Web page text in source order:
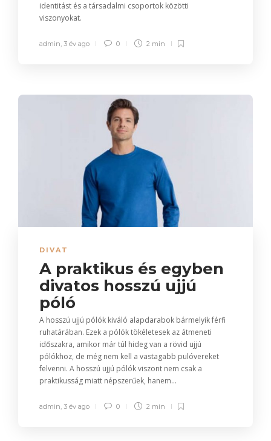
identitást és a társadalmi csoportok közötti
viszonyokat.
admin, 3 év ago 0 2 min
DIVAT
A praktikus és egyben
divatos hosszú ujjú
póló
A hosszú ujjú pólók kiváló alapdarabok bármelyik férfi
ruhatárában. Ezek a pólók tökéletesek az átmeneti
időszakra, amikor már túl hideg van a rövid ujjú
pólókhoz, de még nem kell a vastagabb pulóvereket
felvenni. A hosszú ujjú pólók viszont nem csak a
praktikusság miatt népszerűek, hanem...
admin, 3 év ago 0 2 min